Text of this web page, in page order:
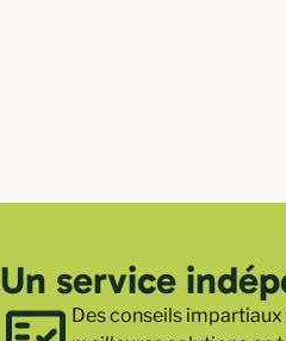
Un service
Des conseils